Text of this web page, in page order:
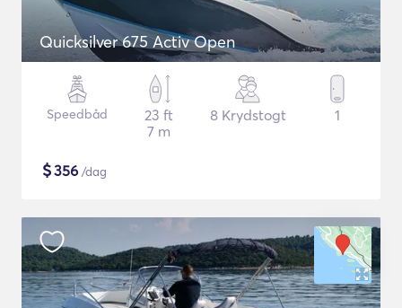
Quicksilver 675 Activ Open
Speedbåd
23 ft
7 m
8 Krydstogt 1
$356 /dag